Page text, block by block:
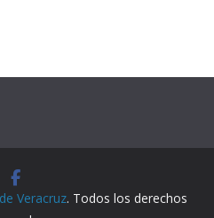
Veracruz. Todos los derechos